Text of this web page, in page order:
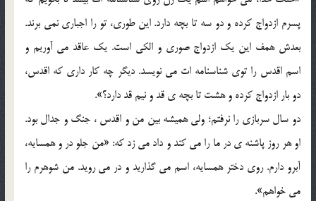
پسرم ازدواج کرده و دو سه تا بچه دارد. اين طوري، تو را اجباري نمي برند.
بعدش همف اين يک ازدواج صوري و الکي است. يک عاقد مي آوريم و
اسم اقدس را توي شناسنامه ات مي نويسد. ديگر چه کار داري که اقدس،
دو بار ازدواج کرده و هشت تا بچه ي قد و نيم قد دارد؟».
دو سال سربازي را نرفتم؛ ولي هميشه بين من و اقدس ، جنگ و جدال بود.
او هر روز پاشنه ي در ما را مي کند و داد مي زد که: «من جلو در و همسايه،
آبرو دارم. روي دختر همسايه، اسم مي گذاريد و در مي رويد. من شوهرم را
مي خواهم».